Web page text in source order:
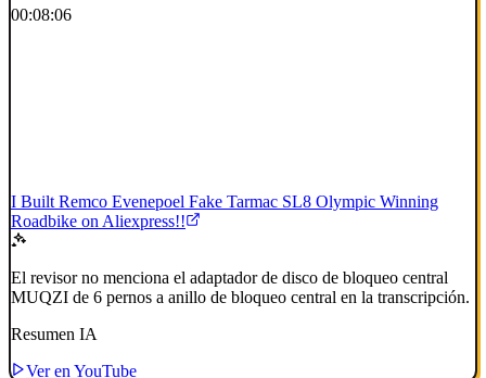
00:08:06
I Built Remco Evenepoel Fake Tarmac SL8 Olympic Winning
Roadbike on Aliexpress!!
El revisor no menciona el adaptador de disco de bloqueo central
MUQZI de 6 pernos a anillo de bloqueo central en la transcripción.
Resumen IA
Ver en YouTube